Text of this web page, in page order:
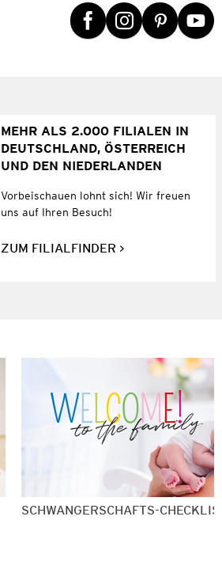
MEHR ALS 2.000 FILIALEN IN
DEUTSCHLAND, ÖSTERREICH
UND DEN NIEDERLANDEN
Vorbeischauen lohnt sich! Wir freuen
uns auf Ihren Besuch!
ZUM FILIALFINDER
SCHWANGERSCHAFTS-